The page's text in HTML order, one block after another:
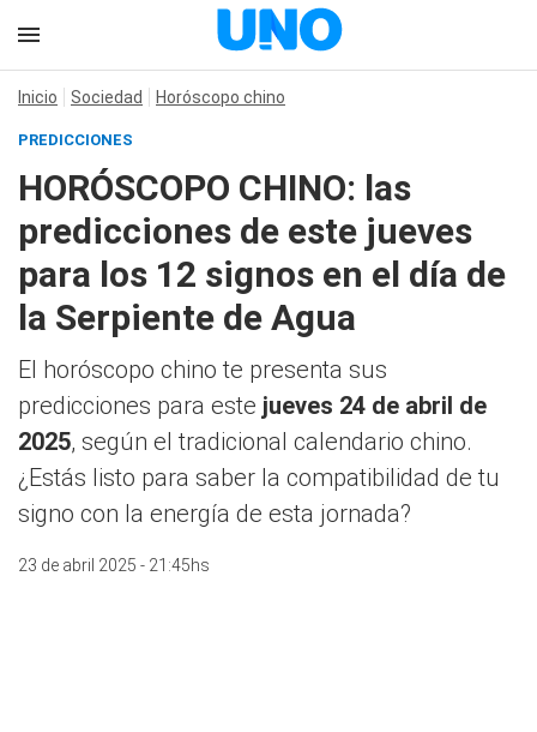
Inicio Sociedad Horóscopo chino
PREDICCIONES
HORÓSCOPO CHINO: las
predicciones de este jueves
para los 12 signos en el día de
la Serpiente de Agua
El horóscopo chino te presenta sus
predicciones para este jueves 24 de abril de
2025, según el tradicional calendario chino.
¿Estás listo para saber la compatibilidad de tu
signo con la energía de esta jornada?
23 de abril 2025 - 21:45hs